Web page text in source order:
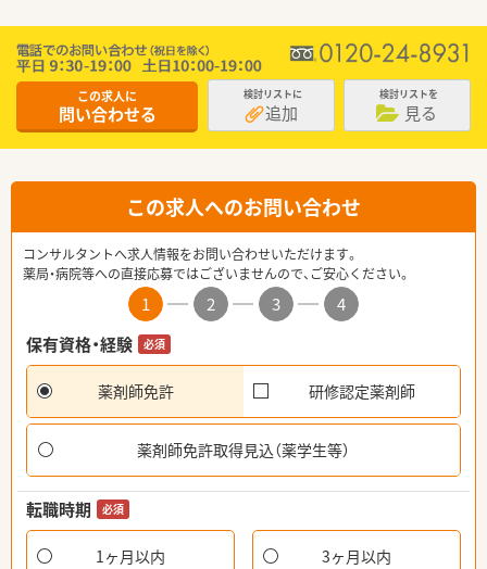
この求人に
問い合わせる
検討リストに
追加
検討リストを
見る
この求人へのお問い合わせ
コンサルタントへ求人情報をお問い合わせいただけます。
薬局・病院等への直接応募ではございませんので、ご安心ください。
1 2 3
4
保有資格・経験
必須
薬剤師免許 研修認定薬剤師
薬剤師免許取得見込（薬学生等）
転職時期 必須
1ヶ月以内 3ヶ月以内